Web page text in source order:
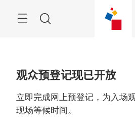
观众预登记现已开放
立即完成网上预登记，为入场
现场等候时间。